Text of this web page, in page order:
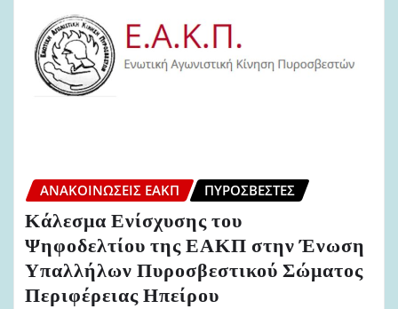
ΑΝΑΚΟΙΝΏΣΕΙΣ ΕΑΚΠ ΠΥΡΟΣΒΈΣΤΕΣ
Κάλεσμα Ενίσχυσης του
Ψηφοδελτίου της ΕΑΚΠ στην Ένωση
Υπαλλήλων Πυροσβεστικού Σώματος
Περιφέρειας Ηπείρου